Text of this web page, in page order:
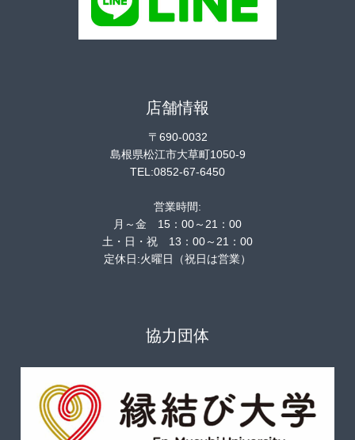
店舗情報
〒690-0032
島根県松江市大草町1050-9
TEL:0852-67-6450
営業時間:
月～金 15：00～21：00
土・日・祝 13：00～21：00
定休日:火曜日（祝日は営業）
協力団体